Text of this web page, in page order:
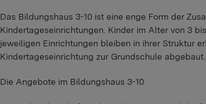
Das Bildungshaus 3-10 ist eine enge Form der
Kindertageseinrichtungen. Kinder im Alter von 3
jeweiligen Einrichtungen bleiben in ihrer Struktur
Kindertageseinrichtung zur Grundschule abgebaut.
Die Angebote im Bildungshaus 3-10